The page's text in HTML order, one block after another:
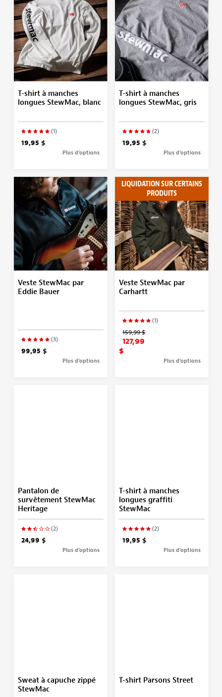
T-shirt à manches
longues StewMac, blanc
(1)
19,95 $
Plus d’options
T-shirt à manches
longues StewMac, gris
(2)
19,95 $
Plus d’options
Veste StewMac par
Eddie Bauer
(3)
99,95 $
Plus d’options
LIQUIDATION SUR CERTAINS
PRODUITS
Veste StewMac par
Carhartt
(1)
159,99 $
127,99
$
Plus d’options
Pantalon de
survêtement StewMac
Heritage
(2)
24,99 $
Plus d’options
T-shirt à manches
longues graffiti
StewMac
(2)
19,95 $
Plus d’options
Sweat à capuche zippé
StewMac
T-shirt Parsons Street